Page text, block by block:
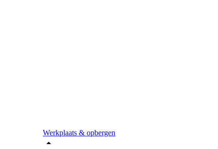
Werkplaats & opbergen